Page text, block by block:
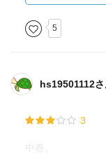
場にいるアメリ
こで疑問が。そ
やいや投稿を促
う！」と反発す
実に行うだろう
だと思うが僕に
か知らないか！
5
hs19501112
3
中巻。